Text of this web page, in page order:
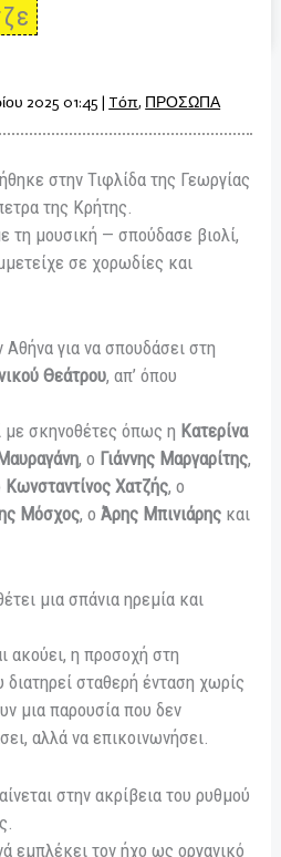
2025 01:45| Tόπ, ΠΡΟΣΩΠΑ
στην Τιφλίδα της Γεωργίας
της Κρήτης.
τη μουσική — σπούδασε βιολί,
σε χορωδίες και
για να σπουδάσει στη
Θεάτρου, απ’ όπου
με σκηνοθέτες όπως η Κατερίνα
, ο Γιάννης Μαργαρίτης,
Κωνσταντίνος Χατζής, ο
Μόσχος, οΆρης Μπινιάρης και
μια σπάνια ηρεμία και
ακούει, η προσοχή στη
σταθερή ένταση χωρίς
μια παρουσία που δεν
αλλά να επικοινωνήσει.
στην ακρίβεια του ρυθμού
εμπλέκει τον ήχο ως οργανικό